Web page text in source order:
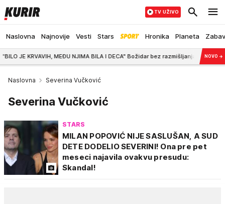
Naslovna Najnovije Vesti Stars Hronika Planeta
TV UŽIVO
MEĐU NJIMA BILA I DECA" Božidar bez razmišljanja UPALIO NOVO →
Naslovna Severina Vučković
Severina Vučković
STARS
MILAN POPOVIĆ NIJE SASLUŠAN, A SUD
DETE DODELIO SEVERINI! Ona pre pet
meseci najavila ovakvu presudu:
Skandal!